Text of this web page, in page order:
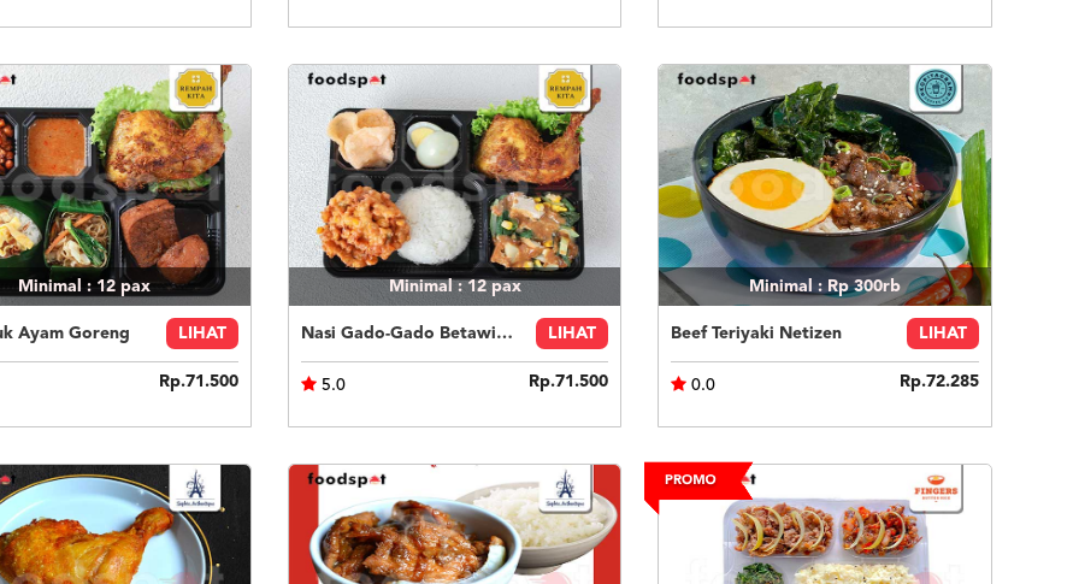
Minimal : 12 pax
Ayam Goreng LIHAT
Rp.71.500
Minimal : 12 pax
Nasi Gado-Gado Betawi Ayam Goreng LIHAT
5.0 Rp.71.500
Minimal : Rp 300rb
Beef Teriyaki Netizen LIHAT
0.0 Rp.72.285